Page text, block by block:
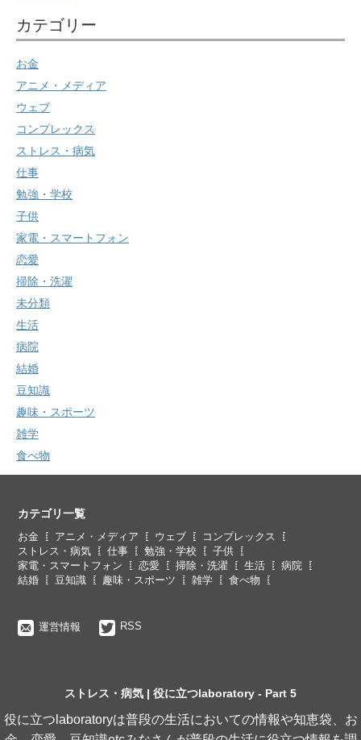
カテゴリー
お金
アニメ・メディア
ウェブ
コンプレックス
ストレス・病気
仕事
勉強・学校
子供
家電・スマートフォン
恋愛
掃除・洗濯
未分類
生活
病院
結婚
豆知識
趣味・スポーツ
雑学
食べ物
カテゴリ一覧
お金 アニメ・メディア ウェブ
コンプレックス
ストレス・病気
仕事 勉強・学校
子供
家電・スマートフォン
恋愛 掃除・洗濯 生活
病院
結婚
豆知識 趣味・スポーツ 雑学 食べ物
運営情報 RSS
ストレス・病気 | 役に立つlaboratory - Part 5
役に立つlaboratoryは普段の生活においての情報や知恵袋、お